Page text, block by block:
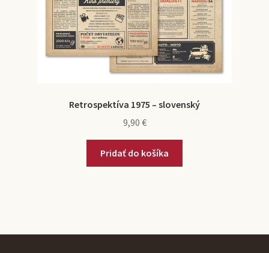
Retrospektíva 1975 – slovenský
9,90 €
Pridať do košíka